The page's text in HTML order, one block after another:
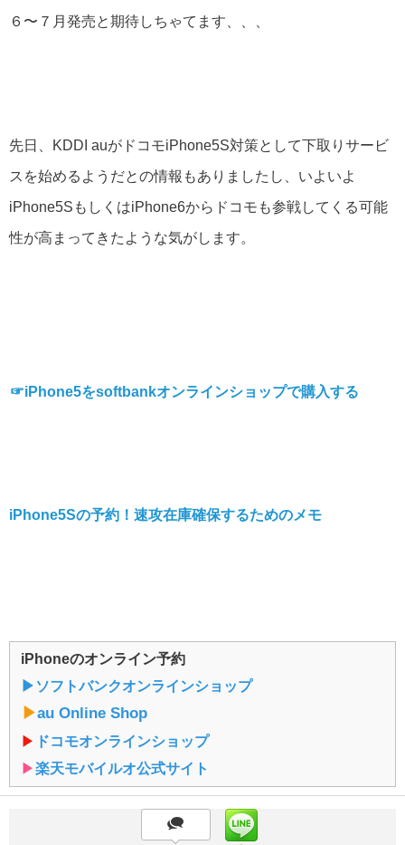
６〜７月発売と期待しちゃてます、、、
先日、KDDI auがドコモiPhone5S対策として下取りサービ
スを始めるようだとの情報もありましたし、いよいよ
iPhone5SもしくはiPhone6からドコモも参戦してくる可能
性が高まってきたような気がします。
☞iPhone5をsoftbankオンラインショップで購入する
iPhone5Sの予約！速攻在庫確保するためのメモ
iPhoneのオンライン予約
▶︎ソフトバンクオンラインショップ
▶︎au Online Shop
▶︎ ドコモオンラインショップ
▶︎楽天モバイルオ公式サイト